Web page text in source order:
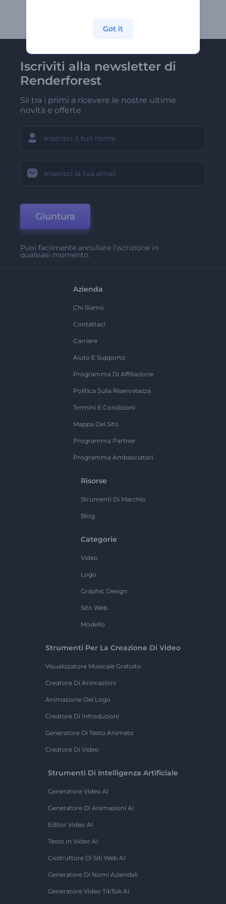
Iscriviti alla newsletter di
Renderforest
Sii tra i primi a ricevere le nostre ultime
novità e offerte
Giuntura
Puoi facilmente annullare l'iscrizione in
qualsiasi momento.
Azienda
Chi Siamo
Contattaci
Carriere
Aiuto E Supporto
Programma Di Affiliazione
Politica Sulla Riservatezza
Termini E Condizioni
Mappa Del Sito
Programma Partner
Programma Ambasciatori
Risorse
Strumenti Di Marchio
Blog
Categorie
Video
Logo
Graphic Design
Sito Web
Modello
Strumenti Per La Creazione Di Video
Visualizzatore Musicale Gratuito
Creatore Di Animazioni
Animazione Del Logo
Creatore Di Introduzioni
Generatore Di Testo Animato
Creatore Di Video
Strumenti Di Intelligenza Artificiale
Generatore Video AI
Generatore Di Animazioni AI
Editor Video AI
Testo In Video AI
Costruttore Di Siti Web AI
Generatore Di Nomi Aziendali
Generatore Video TikTok AI
Got it